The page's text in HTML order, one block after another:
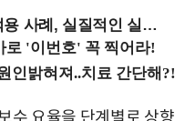
실행 전략을 공유 (9/18 양재역)